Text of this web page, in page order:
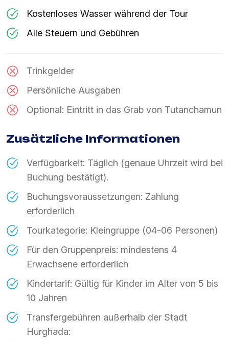
Kostenloses Wasser während der Tour
Alle Steuern und Gebühren
Trinkgelder
Persönliche Ausgaben
Optional: Eintritt in das Grab von Tutanchamun
Zusätzliche Informationen
Verfügbarkeit: Täglich (genaue Uhrzeit wird bei
Buchung bestätigt).
Buchungsvoraussetzungen: Zahlung
erforderlich
Tourkategorie: Kleingruppe (04-06 Personen)
Für den Gruppenpreis: mindestens 4
Erwachsene erforderlich
Kindertarif: Gültig für Kinder im Alter von 5 bis
10 Jahren
Transfergebühren außerhalb der Stadt
Hurghada: